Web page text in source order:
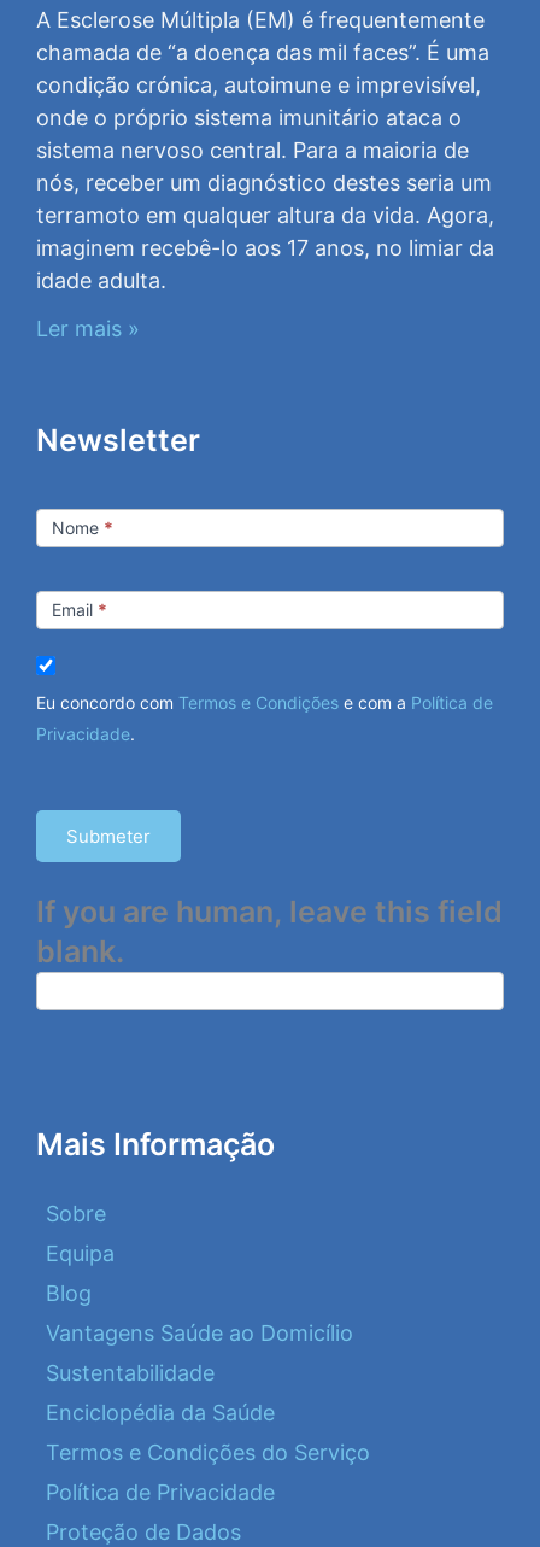
A Esclerose Múltipla (EM) é frequentemente
chamada de “a doença das mil faces”. É uma
condição crónica, autoimune e imprevisível,
onde o próprio sistema imunitário ataca o
sistema nervoso central. Para a maioria de
nós, receber um diagnóstico destes seria um
terramoto em qualquer altura da vida. Agora,
imaginem recebê-lo aos 17 anos, no limiar da
idade adulta.
Ler mais »
Newsletter
Nome *
Email *
Eu concordo com Termos e Condições e com a Política de
Privacidade.
Submeter
If you are human, leave this field
blank.
Mais Informação
Sobre
Equipa
Blog
Vantagens Saúde ao Domicílio
Sustentabilidade
Enciclopédia da Saúde
Termos e Condições do Serviço
Política de Privacidade
Proteção de Dados